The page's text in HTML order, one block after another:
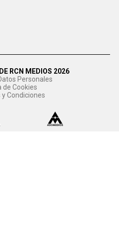
RCN MEDIOS 2026
Personales
de Cookies
Condiciones